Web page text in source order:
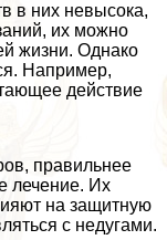
в них невысока,
их можно
жизни. Однако
Например,
действие
правильнее
лечение. Их
на защитную
с недугами.